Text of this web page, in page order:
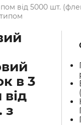
від 5000 шт.
в 3
з